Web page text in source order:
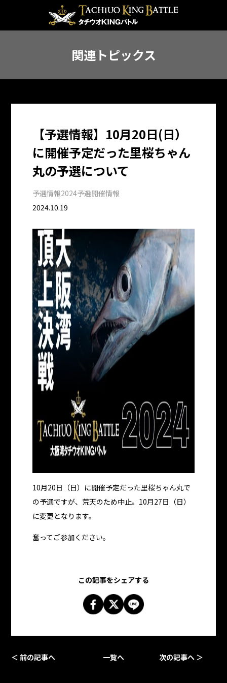
関連トピックス
【予選情報】10月20日(日）
に開催予定だった里桜ちゃん
丸の予選について
予選情報2024予選開催情報
2024.10.19
10月20日（日）に開催予定だった里桜ちゃん丸で
の予選ですが、荒天のため中止。10月27日（日）
に変更となります。
奮ってご参加ください。
この記事をシェアする
＜ 前の記事へ 一覧へ 次の記事へ ＞